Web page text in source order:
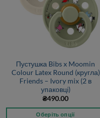
Пустушка Bibs x Moomin
Colour Latex Round (кругла)
Friends – Ivory mix (2 в
упаковці)
₴490.00
Оберіть опції